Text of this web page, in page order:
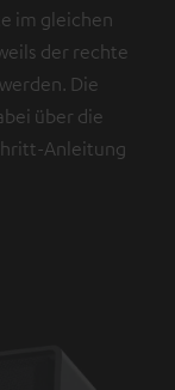
im gleichen
der rechte
Die
über die
Anleitung